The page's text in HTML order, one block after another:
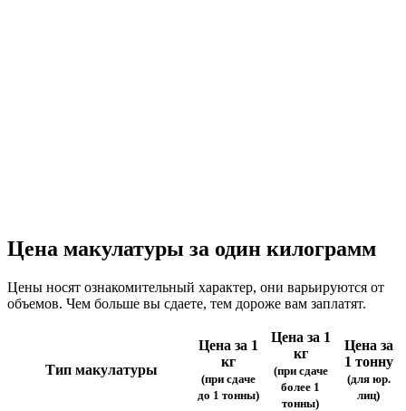
Цена макулатуры за один килограмм
Цены носят ознакомительный характер, они варьируются от
объемов. Чем больше вы сдаете, тем дороже вам заплатят.
Тип макулатуры
Цена за 1
кг
(при сдаче
до 1 тонны)
Цена за 1
кг
(при сдаче
более 1
тонны)
Цена за
1 тонну
(для юр.
лиц)